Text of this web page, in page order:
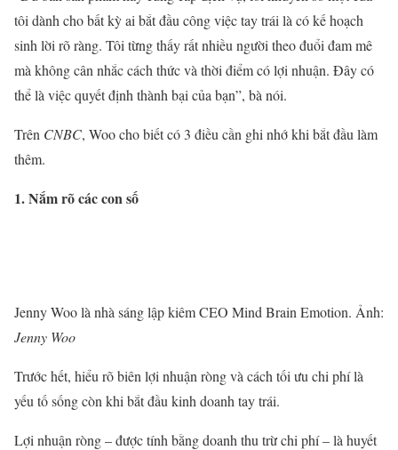
tôi dành cho bất kỳ ai bắt đầu công việc tay trái là có kế hoạch
sinh lời rõ ràng. Tôi từng thấy rất nhiều người theo đuổi đam mê
mà không cân nhắc cách thức và thời điểm có lợi nhuận. Đây có
thể là việc quyết định thành bại của bạn”, bà nói.
Trên CNBC, Woo cho biết có 3 điều cần ghi nhớ khi bắt đầu làm
thêm.
1. Nắm rõ các con số
Jenny Woo là nhà sáng lập kiêm CEO Mind Brain Emotion. Ảnh:
Jenny Woo
Trước hết, hiểu rõ biên lợi nhuận ròng và cách tối ưu chi phí là
yếu tố sống còn khi bắt đầu kinh doanh tay trái.
Lợi nhuận ròng – được tính bằng doanh thu trừ chi phí – là huyết